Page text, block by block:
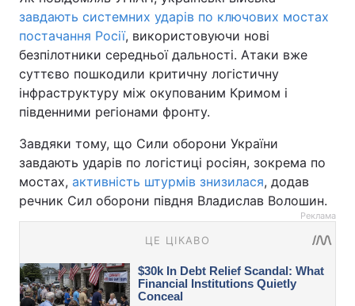
завдають системних ударів по ключових мостах
постачання Росії, використовуючи нові
безпілотники середньої дальності. Атаки вже
суттєво пошкодили критичну логістичну
інфраструктуру між окупованим Кримом і
південними регіонами фронту.
Завдяки тому, що Сили оборони України
завдають ударів по логістиці росіян, зокрема по
мостах, активність штурмів знизилася, додав
речник Сил оборони півдня Владислав Волошин.
Реклама